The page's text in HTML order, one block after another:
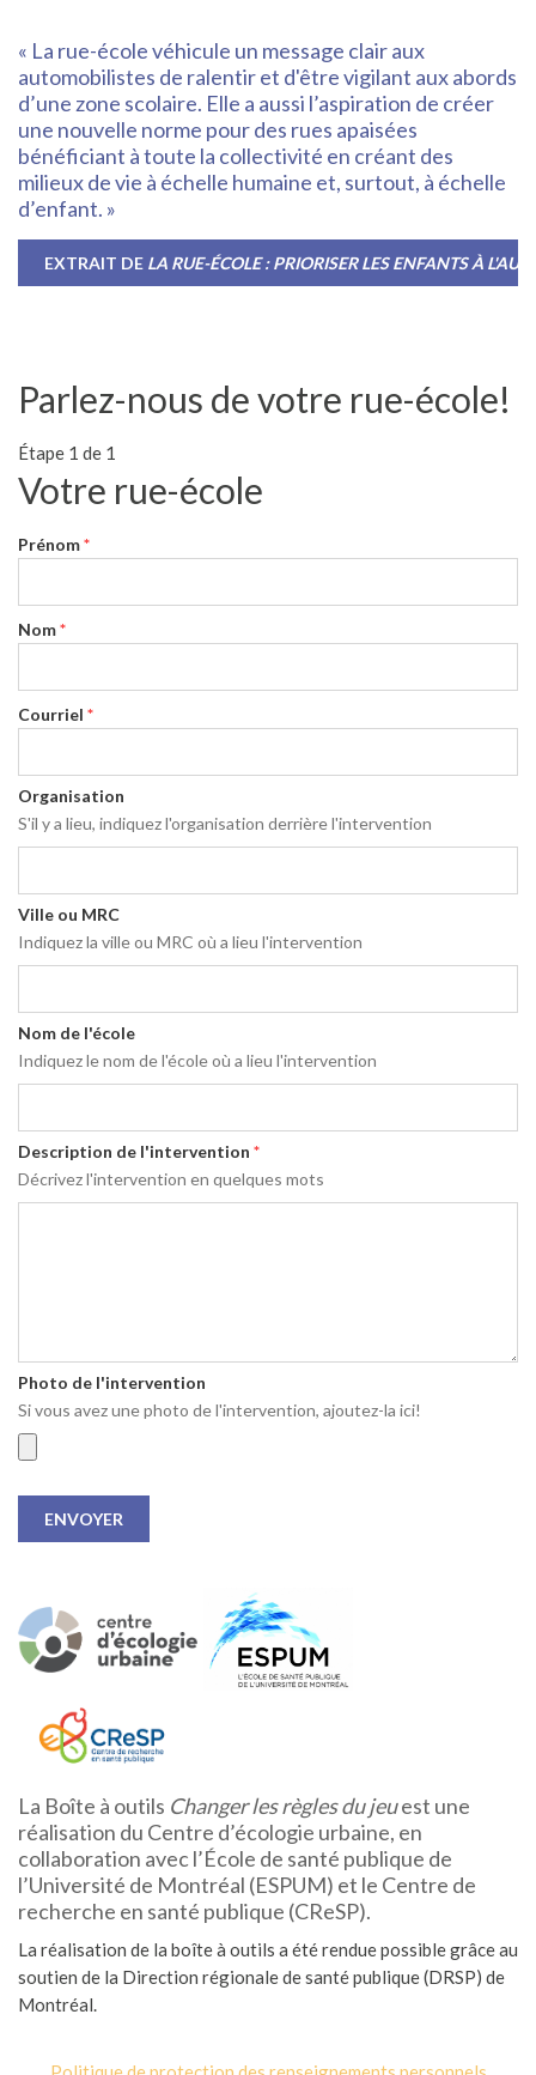
« La rue-école véhicule un message clair aux
automobilistes de ralentir et d'être vigilant aux abords
d’une zone scolaire. Elle a aussi l’aspiration de créer
une nouvelle norme pour des rues apaisées
bénéficiant à toute la collectivité en créant des
milieux de vie à échelle humaine et, surtout, à échelle
d’enfant. »
EXTRAIT DE LA RUE-ÉCOLE : PRIORISER LES ENFANTS À
Parlez-nous de votre rue-école!
Étape 1 de 1
Votre rue-école
Prénom*
Nom*
Courriel *
Organisation
S'il y a lieu, indiquez l'organisation derrière l'intervention
Ville ou MRC
Indiquez la ville ou MRC où a lieu l'intervention
Nom de l'école
Indiquez le nom de l'école où a lieu l'intervention
Description de l'intervention *
Décrivez l'intervention en quelques mots
Photo de l'intervention
Si vous avez une photo de l'intervention, ajoutez-la ici!
ENVOYER
La Boîte à outils Changer les règles du jeuest une
réalisation du Centre d’écologie urbaine, en
collaboration avec l’École de santé publique de
l’Université de Montréal (ESPUM) et le Centre de
recherche en santé publique (CReSP).
La réalisation de la boîte à outils a été rendue possible grâce au
soutien de la Direction régionale de santé publique (DRSP) de
Montréal.